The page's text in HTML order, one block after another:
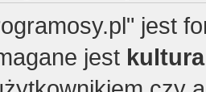
jest
jest